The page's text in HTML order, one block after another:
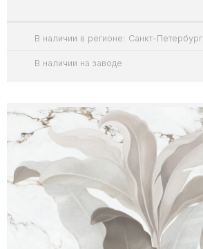
В наличии в регионе: Санкт-Петербург
В наличии на заводе